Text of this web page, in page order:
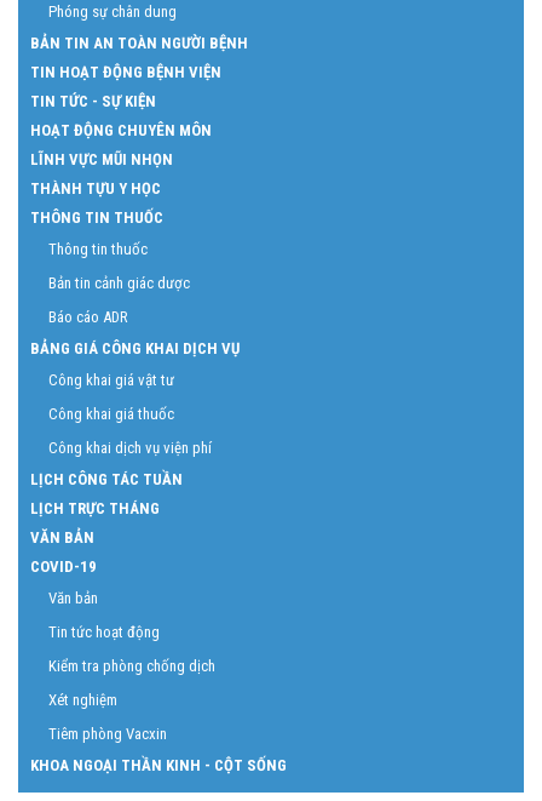
Phóng sự chân dung
BẢN TIN AN TOÀN NGƯỜI BỆNH
TIN HOẠT ĐỘNG BỆNH VIỆN
TIN TỨC - SỰ KIỆN
HOẠT ĐỘNG CHUYÊN MÔN
LĨNH VỰC MŨI NHỌN
THÀNH TỰU Y HỌC
THÔNG TIN THUỐC
Thông tin thuốc
Bản tin cảnh giác dược
Báo cáo ADR
BẢNG GIÁ CÔNG KHAI DỊCH VỤ
Công khai giá vật tư
Công khai giá thuốc
Công khai dịch vụ viện phí
LỊCH CÔNG TÁC TUẦN
LỊCH TRỰC THÁNG
VĂN BẢN
COVID-19
Văn bản
Tin tức hoạt động
Kiểm tra phòng chống dịch
Xét nghiệm
Tiêm phòng Vacxin
KHOA NGOẠI THẦN KINH - CỘT SỐNG